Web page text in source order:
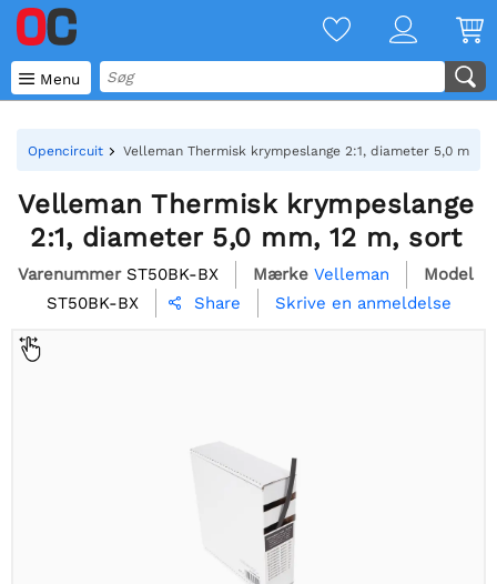
 Menu
Opencircuit Velleman Thermisk krympeslange 2:1, diameter 5,0 mm,
Velleman Thermisk krympeslange
2:1, diameter 5,0 mm, 12 m, sort
Varenummer ST50BK-BX Mærke Velleman
Model
ST50BK-BX
 Share Skrive en anmeldelse